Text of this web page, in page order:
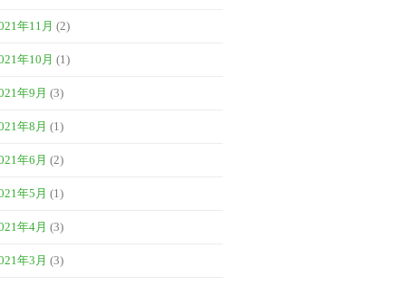
年11月 (2)
年10月 (1)
年9月 (3)
年8月 (1)
年6月 (2)
年5月 (1)
年4月 (3)
年3月 (3)